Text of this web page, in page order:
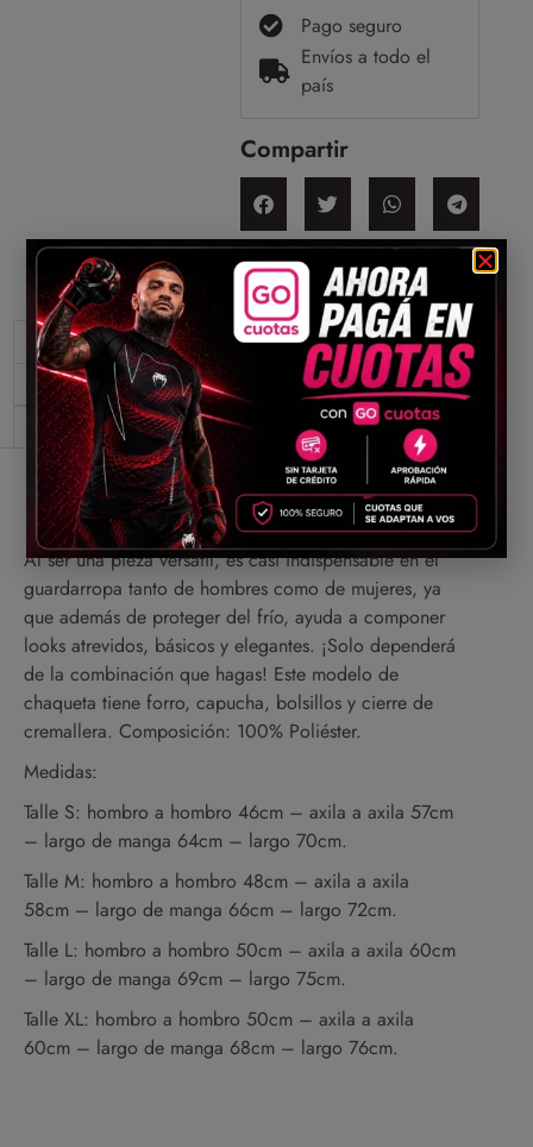
Pago seguro
Envíos a todo el
país
Compartir
Descripción
Información adicional
Valoraciones (0)
Descripción
Al ser una pieza versátil, es casi indispensable en el
guardarropa tanto de hombres como de mujeres, ya
que además de proteger del frío, ayuda a componer
looks atrevidos, básicos y elegantes. ¡Solo dependerá
de la combinación que hagas! Este modelo de
chaqueta tiene forro, capucha, bolsillos y cierre de
cremallera. Composición: 100% Poliéster.
Medidas:
Talle S: hombro a hombro 46cm – axila a axila 57cm
– largo de manga 64cm – largo 70cm.
Talle M: hombro a hombro 48cm – axila a axila
58cm – largo de manga 66cm – largo 72cm.
Talle L: hombro a hombro 50cm – axila a axila 60cm
– largo de manga 69cm – largo 75cm.
Talle XL: hombro a hombro 50cm – axila a axila
60cm – largo de manga 68cm – largo 76cm.